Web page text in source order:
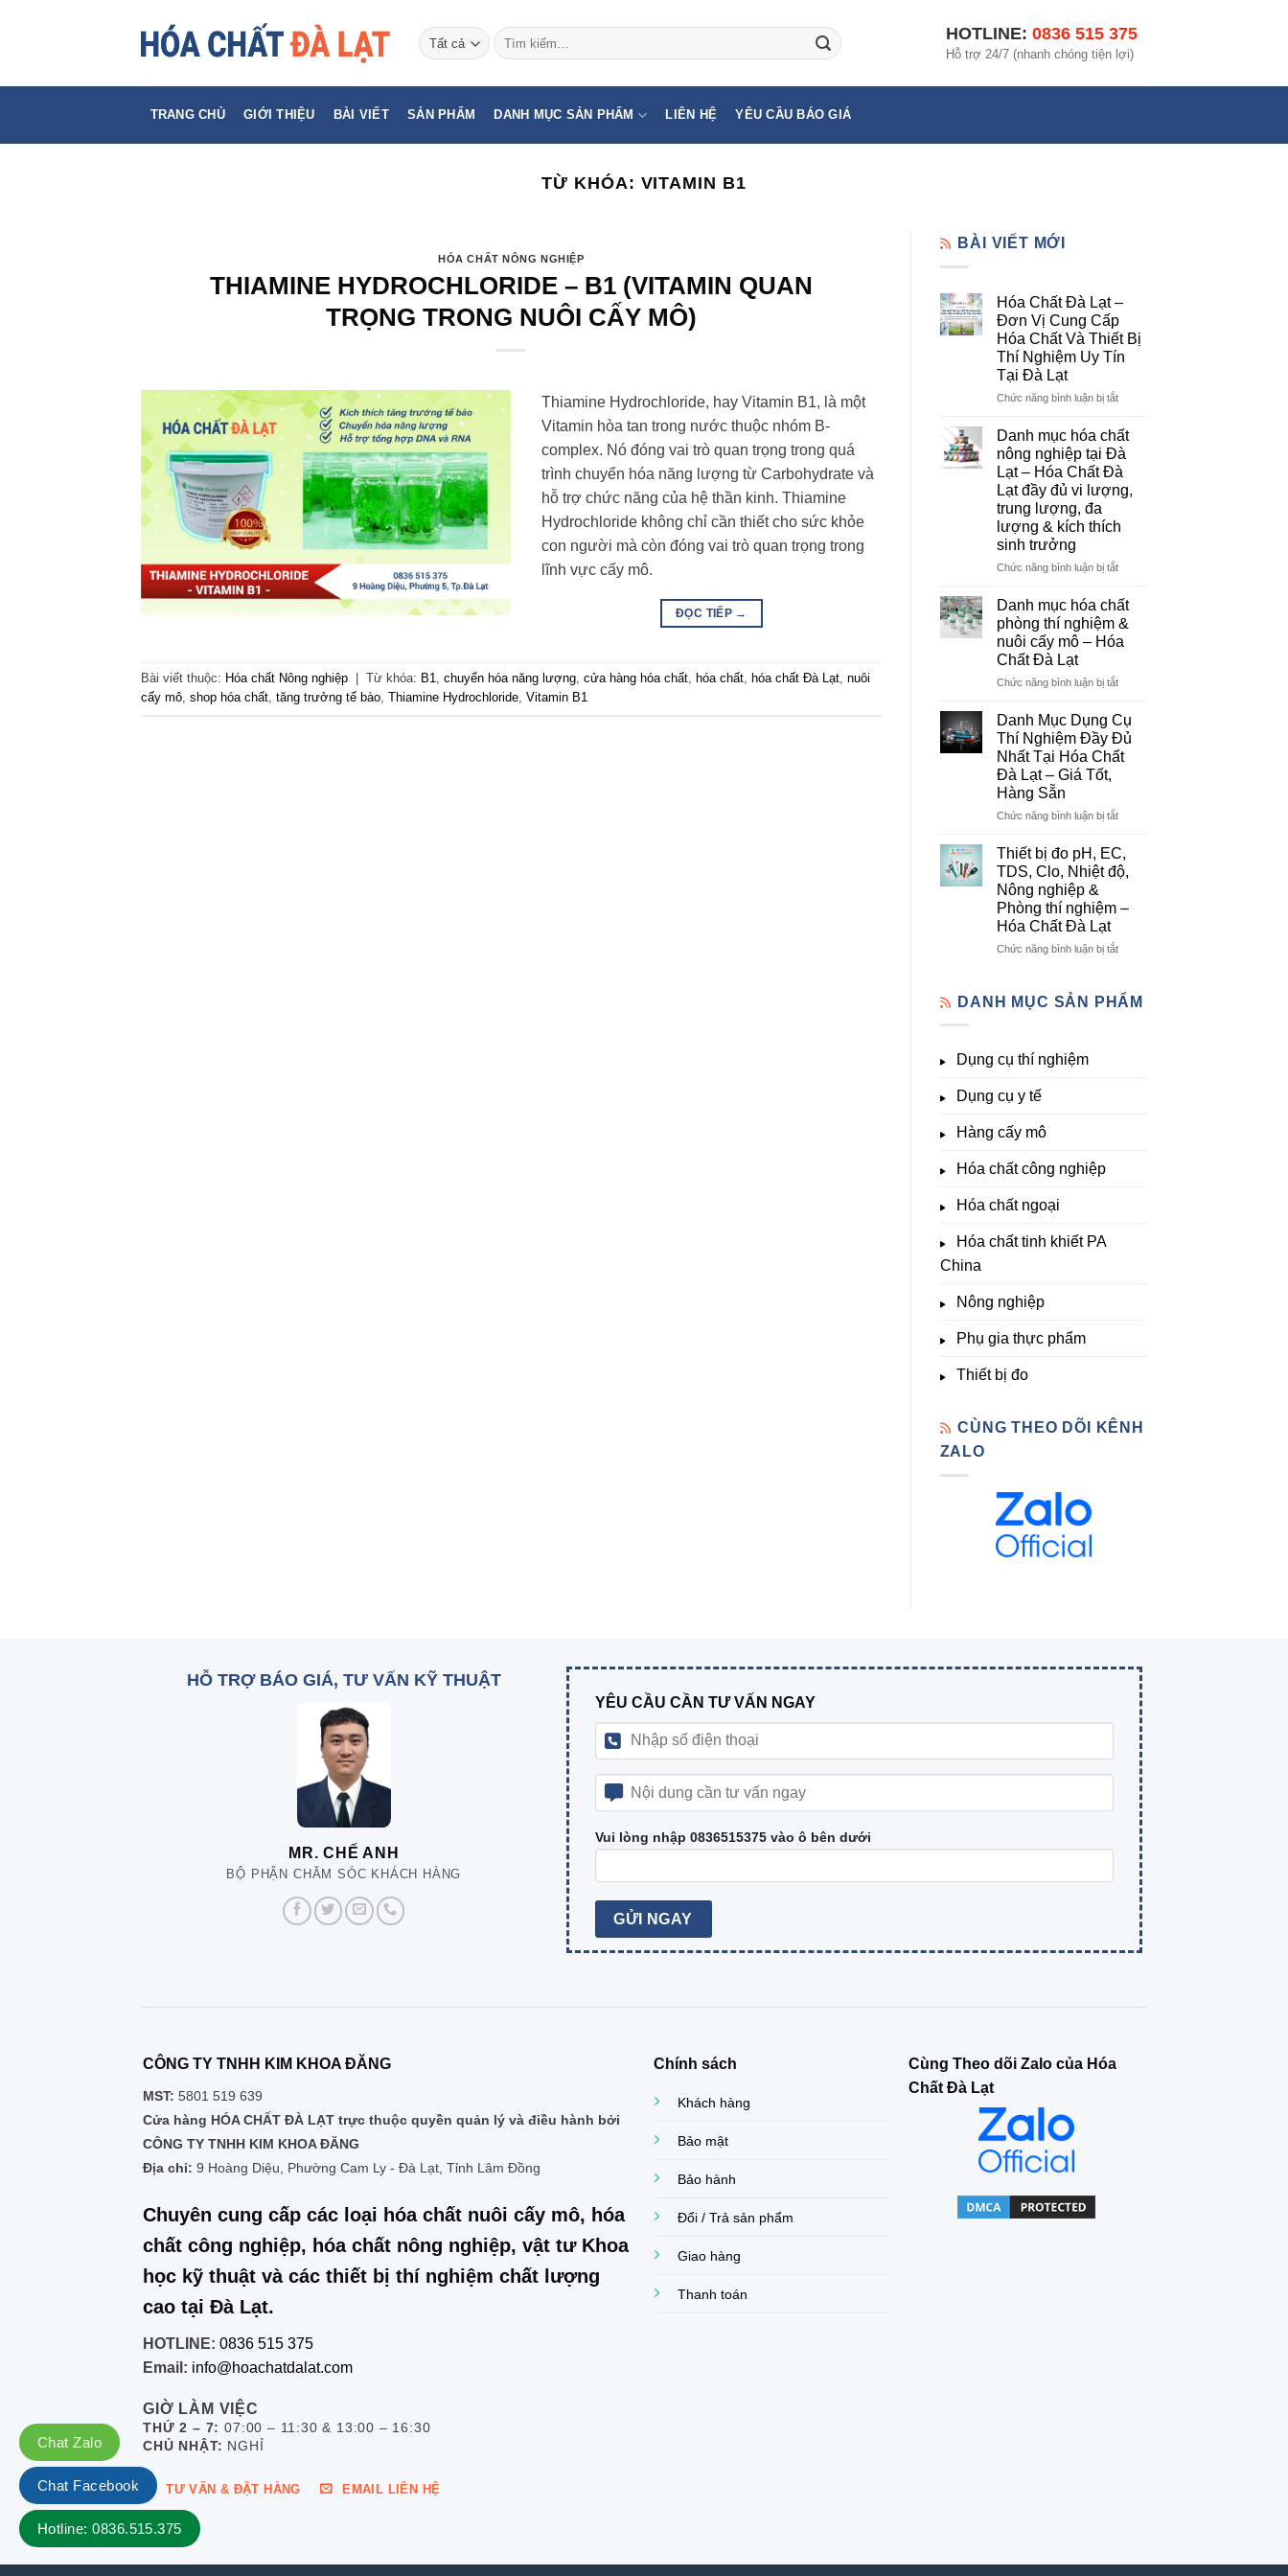
Chat Zalo
Chat Facebook
Hotline: 0836.515.375
Tìm
kiếm:
HOTLINE: 0836 515 375
Hỗ trợ 24/7 (nhanh chóng tiện lợi)
TRANG CHỦ GIỚI THIỆU BÀI VIẾT SẢN PHẨM DANH MỤC SẢN PHẨM LIÊN HỆ YÊU CẦU BÁO GIÁ
TỪ KHÓA: VITAMIN B1
HÓA CHẤT NÔNG NGHIỆP
THIAMINE HYDROCHLORIDE – B1 (VITAMIN QUAN
TRỌNG TRONG NUÔI CẤY MÔ)
Thiamine Hydrochloride, hay Vitamin B1, là một
Vitamin hòa tan trong nước thuộc nhóm B-
complex. Nó đóng vai trò quan trọng trong quá
trình chuyển hóa năng lượng từ Carbohydrate và
hỗ trợ chức năng của hệ thần kinh. Thiamine
Hydrochloride không chỉ cần thiết cho sức khỏe
con người mà còn đóng vai trò quan trọng trong
lĩnh vực cấy mô.
ĐỌC TIẾP →
Bài viết thuộc: Hóa chất Nông nghiệp Từ khóa: B1, chuyển hóa năng lượng, cửa hàng hóa chất, hóa chất, hóa chất Đà Lạt, nuôi
cấy mô, shop hóa chất, tăng trưởng tế bào, Thiamine Hydrochloride, Vitamin B1
BÀI VIẾT MỚI
Hóa Chất Đà Lạt –
Đơn Vị Cung Cấp
Hóa Chất Và Thiết Bị
Thí Nghiệm Uy Tín
Tại Đà Lạt
Chức năng bình luận bị tắtở
Chất
Đà
Lạt
–
Đơn
Cung
Thiết
Bị
Thí
Tín
Đà
Lạt
Danh mục hóa chất
nông nghiệp tại Đà
Lạt – Hóa Chất Đà
Lạt đầy đủ vi lượng,
trung lượng, đa
lượng & kích thích
sinh trưởng
Chức năng bình luận bị tắtở
mục
chất
nông
tại
Lạt
–
Hóa
Chất
đầy
lượng,
trung
đa
sinh
trưởng
Danh mục hóa chất
phòng thí nghiệm &
nuôi cấy mô – Hóa
Chất Đà Lạt
Chức năng bình luận bị tắtở
mục
hóa
chất
phòng
&
mô
–
Chất
Danh Mục Dụng Cụ
Thí Nghiệm Đầy Đủ
Nhất Tại Hóa Chất
Đà Lạt – Giá Tốt,
Hàng Sẵn
Chức năng bình luận bị tắtở
Mục
Dụng
Cụ
Nghiệm
Đủ
Hóa
Chất
Thiết bị đo pH, EC,
TDS, Clo, Nhiệt độ,
Nông nghiệp &
Phòng thí nghiệm –
Hóa Chất Đà Lạt
Chức năng bình luận bị tắtở
đo
DANH MỤC SẢN PHẨM
Dụng cụ thí nghiệm
Dụng cụ y tế
Hàng cấy mô
Hóa chất công nghiệp
Hóa chất ngoại
Hóa chất tinh khiết PA
China
Nông nghiệp
Phụ gia thực phẩm
Thiết bị đo
CÙNG THEO DÕI KÊNH
ZALO
HỖ TRỢ BÁO GIÁ, TƯ VẤN KỸ THUẬT
MR. CHẾ ANH
BỘ PHẬN CHĂM SÓC KHÁCH HÀNG
YÊU CẦU CẦN TƯ VẤN NGAY
Vui lòng nhập 0836515375 vào ô bên dưới
CÔNG TY TNHH KIM KHOA ĐĂNG
MST: 5801 519 639
Cửa hàng HÓA CHẤT ĐÀ LẠT trực thuộc quyền quản lý và điều hành bởi
CÔNG TY TNHH KIM KHOA ĐĂNG
Địa chỉ: 9 Hoàng Diệu, Phường Cam Ly - Đà Lạt, Tỉnh Lâm Đồng
Chuyên cung cấp các loại hóa chất nuôi cấy mô, hóa
chất công nghiệp, hóa chất nông nghiệp, vật tư Khoa
học kỹ thuật và các thiết bị thí nghiệm chất lượng
cao tại Đà Lạt.
HOTLINE: 0836 515 375
Email: info@hoachatdalat.com
GIỜ LÀM VIỆC
THỨ 2 – 7:07:00 – 11:30 & 13:00 – 16:30
CHỦ NHẬT: NGHỈ
TƯ VẤN & ĐẶT HÀNG EMAIL LIÊN HỆ
Chính sách
Khách hàng
Bảo mật
Bảo hành
Đổi / Trả sản phẩm
Giao hàng
Thanh toán
Cùng Theo dõi Zalo của Hóa
Chất Đà Lạt